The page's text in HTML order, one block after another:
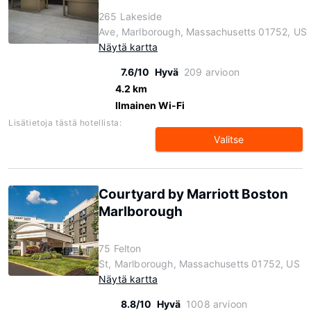
265 Lakeside
Ave, Marlborough, Massachusetts 01752, US
Näytä kartta
7.6/10 Hyvä 209 arvioon
4.2 km
Ilmainen Wi-Fi
Lisätietoja tästä hotellista:
Valitse
Courtyard by Marriott Boston
Marlborough
75 Felton
St, Marlborough, Massachusetts 01752, US
Näytä kartta
8.8/10 Hyvä 1008 arvioon